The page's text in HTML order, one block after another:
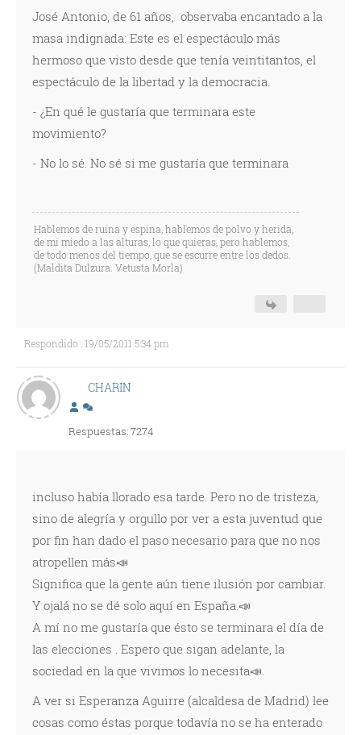
José Antonio, de 61 años, observaba encantado a la
masa indignada: Este es el espectáculo más
hermoso que visto desde que tenía veintitantos, el
espectáculo de la libertad y la democracia.
- ¿En qué le gustaría que terminara este
movimiento?
- No lo sé. No sé si me gustaría que terminara
Hablemos de ruina y espina, hablemos de polvo y herida,
de mi miedo a las alturas, lo que quieras, pero hablemos,
de todo menos del tiempo, que se escurre entre los dedos.
(Maldita Dulzura. Vetusta Morla)
Respondido : 19/05/2011 5:34 pm
CHARIN
Respuestas: 7274
incluso había llorado esa tarde. Pero no de tristeza,
sino de alegría y orgullo por ver a esta juventud que
por fin han dado el paso necesario para que no nos
atropellen más📣
Significa que la gente aún tiene ilusión por cambiar.
Y ojalá no se dé solo aquí en España.📣
A mí no me gustaría que ésto se terminara el día de
las elecciones . Espero que sigan adelante, la
sociedad en la que vivimos lo necesita📣.
A ver si Esperanza Aguirre (alcaldesa de Madrid) lee
cosas como éstas porque todavía no se ha enterado